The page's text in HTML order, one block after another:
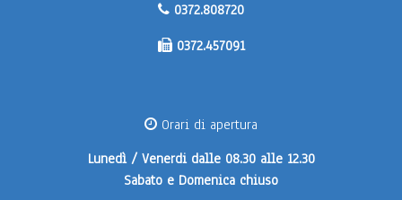
0372.808720
0372.457091
Orari di apertura
Lunedì / Venerdidalle 08.30 alle 12.30
Sabato e Domenica chiuso